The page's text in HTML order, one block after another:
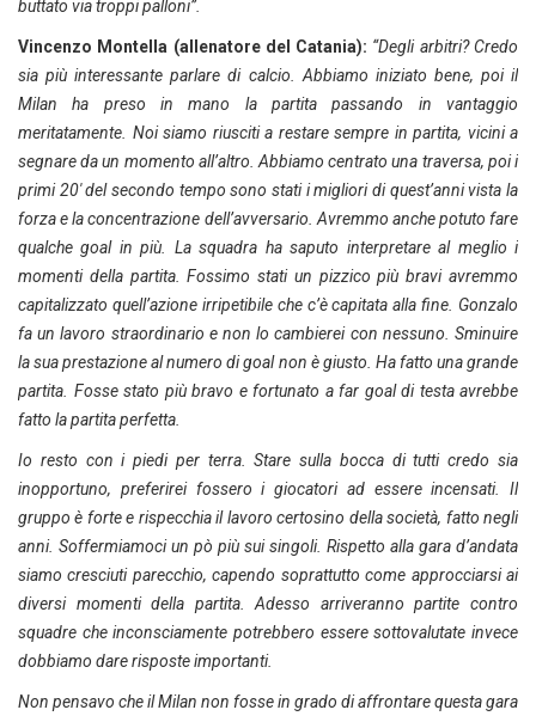
buttato via troppi palloni”.
Vincenzo Montella (allenatore del Catania): “Degli arbitri? Credo
sia più interessante parlare di calcio. Abbiamo iniziato bene, poi il
Milan ha preso in mano la partita passando in vantaggio
meritatamente. Noi siamo riusciti a restare sempre in partita, vicini a
segnare da un momento all’altro. Abbiamo centrato una traversa, poi i
primi 20′ del secondo tempo sono stati i migliori di quest’anni vista la
forza e la concentrazione dell’avversario. Avremmo anche potuto fare
qualche goal in più. La squadra ha saputo interpretare al meglio i
momenti della partita. Fossimo stati un pizzico più bravi avremmo
capitalizzato quell’azione irripetibile che c’è capitata alla fine. Gonzalo
fa un lavoro straordinario e non lo cambierei con nessuno. Sminuire
la sua prestazione al numero di goal non è giusto. Ha fatto una grande
partita. Fosse stato più bravo e fortunato a far goal di testa avrebbe
fatto la partita perfetta.
Io resto con i piedi per terra. Stare sulla bocca di tutti credo sia
inopportuno, preferirei fossero i giocatori ad essere incensati. Il
gruppo è forte e rispecchia il lavoro certosino della società, fatto negli
anni. Soffermiamoci un pò più sui singoli. Rispetto alla gara d’andata
siamo cresciuti parecchio, capendo soprattutto come approcciarsi ai
diversi momenti della partita. Adesso arriveranno partite contro
squadre che inconsciamente potrebbero essere sottovalutate invece
dobbiamo dare risposte importanti.
Non pensavo che il Milan non fosse in grado di affrontare questa gara